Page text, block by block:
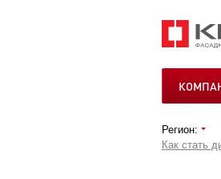
Регион:
Как стать